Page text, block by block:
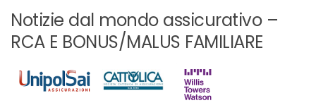
Notizie dal mondo assicurativo –
RCA E BONUS/MALUS FAMILIARE